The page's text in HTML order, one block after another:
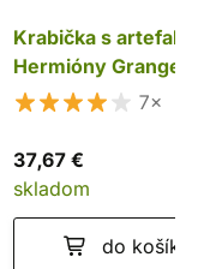
Krabička s
Hermióny
7×
37,67 €
skladom
do košíka